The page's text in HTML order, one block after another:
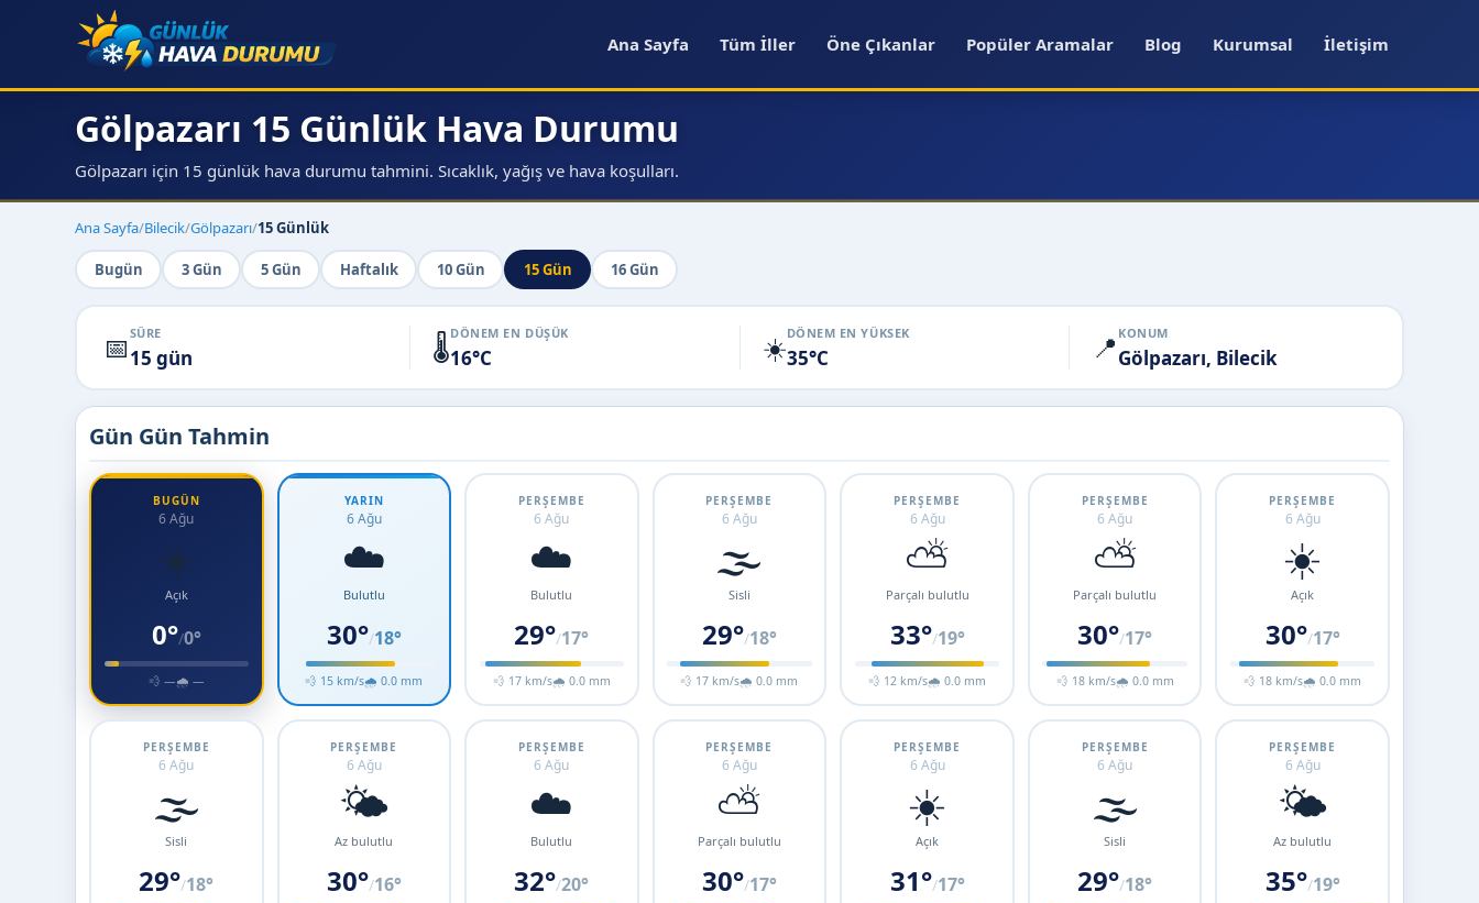
Ana Sayfa Tüm İller Öne Çıkanlar Popüler Aramalar Blog Kurumsal İletişim
Gölpazarı 15 Günlük Hava Durumu
Gölpazarı için 15 günlük hava durumu tahmini. Sıcaklık, yağış ve hava koşulları.
Ana Sayfa/Bilecik/Gölpazarı/15 Günlük
Bugün 3 Gün 5 Gün Haftalık 10 Gün 15 Gün 16 Gün
📅 SÜRE
15 gün 🌡️DÖNEM EN DÜŞÜK
16°C ☀️DÖNEM EN YÜKSEK
35°C 📍 KONUM
Gölpazarı, Bilecik
Gün Gün Tahmin
BUGÜN
6 Ağu
☀️
Açık
0°/0°
💨 —🌧 —
YARIN
6 Ağu
☁️
Bulutlu
30°/18°
💨 15 km/s🌧 0.0 mm
PERŞEMBE
6 Ağu
☁️
Bulutlu
29°/17°
💨 17 km/s🌧 0.0 mm
PERŞEMBE
6 Ağu
🌫️
Sisli
29°/18°
💨 17 km/s🌧 0.0 mm
PERŞEMBE
6 Ağu
⛅
Parçalı bulutlu
33°/19°
💨 12 km/s🌧 0.0 mm
PERŞEMBE
6 Ağu
⛅
Parçalı bulutlu
30°/17°
💨 18 km/s🌧 0.0 mm
PERŞEMBE
6 Ağu
☀️
Açık
30°/17°
💨 18 km/s🌧 0.0 mm
PERŞEMBE
6 Ağu
🌫️
Sisli
29°/18°
PERŞEMBE
6 Ağu
🌤️
Az bulutlu
30°/16°
PERŞEMBE
6 Ağu
☁️
Bulutlu
32°/20°
PERŞEMBE
6 Ağu
⛅
Parçalı bulutlu
30°/17°
PERŞEMBE
6 Ağu
☀️
Açık
31°/17°
PERŞEMBE
6 Ağu
🌫️
Sisli
29°/18°
PERŞEMBE
6 Ağu
🌤️
Az bulutlu
35°/19°